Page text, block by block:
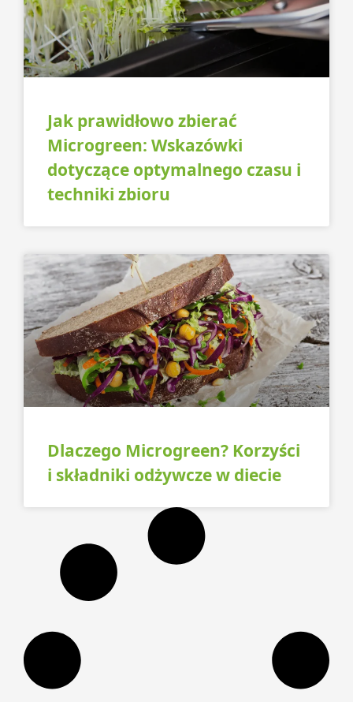
Jak prawidłowo zbierać
Microgreen: Wskazówki
dotyczące optymalnego czasu i
techniki zbioru
Dlaczego Microgreen? Korzyści
i składniki odżywcze w diecie